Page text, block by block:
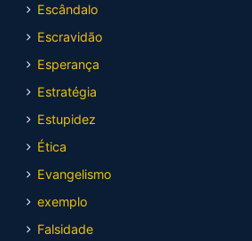
Escândalo
Escravidão
Esperança
Estratégia
Estupidez
Ética
Evangelismo
exemplo
Falsidade